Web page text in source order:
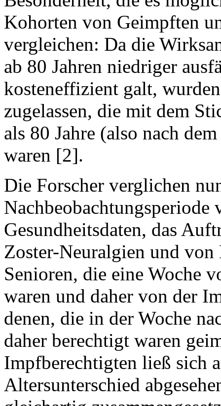
Kohorten von Geimpften
vergleichen: Da die
ab 80 Jahren niedriger
kosteneffizient galt,
zugelassen, die mit dem
als 80 Jahre (also nach
waren [2].
Die Forscher verglichen
Nachbeobachtungsperiode
Gesundheitsdaten, das
Zoster-Neuralgien und
Senioren, die eine Woche
waren und daher von der
denen, die in der Woche
daher berechtigt waren
Impfberechtigten ließ sich
Altersunterschied